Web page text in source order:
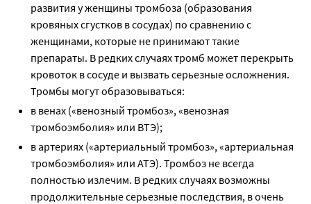
развития у женщины тромбоза (образования
кровяных сгустков в сосудах) по сравнению с
женщинами, которые не принимают такие
препараты. В редких случаях тромб может перекрыть
кровоток в сосуде и вызвать серьезные осложнения.
Тромбы могут образовываться:
в венах («венозный тромбоз», «венозная
тромбоэмболия» или ВТЭ);
в артериях («артериальный тромбоз», «артериальная
тромбоэмболия» или АТЭ). Тромбоз не всегда
полностью излечим. В редких случаях возможны
продолжительные серьезные последствия, в очень